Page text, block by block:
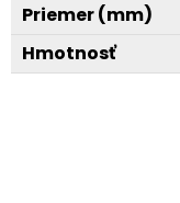
Priemer (mm)
Hmotnosť